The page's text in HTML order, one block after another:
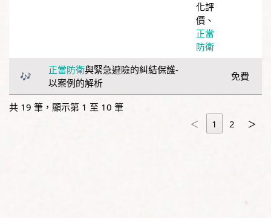
化評
價 、
正當
防衛
正當防衛與緊急避險的糾結保護-
以案例的解析
免費
共 19 筆，顯示第 1 至 10 筆
＜
1 2 ＞